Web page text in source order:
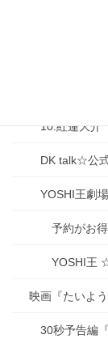
10.紅蓮大介
DK talk☆公
YOSHI王劇
予約がお
YOSHI王
映画『たいよ
30秒予告編